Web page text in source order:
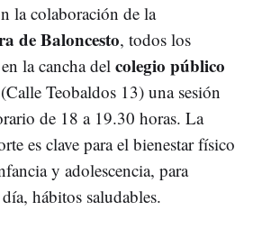
la colaboración de la
de Baloncesto, todos los
la cancha del colegio público
(Calle Teobaldos 13) una sesión
de 18 a 19.30 horas. La
es clave para el bienestar físico
y adolescencia, para
hábitos saludables.